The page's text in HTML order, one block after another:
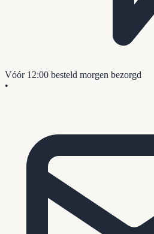
Vóór 12:00 besteld morgen bezorgd
•